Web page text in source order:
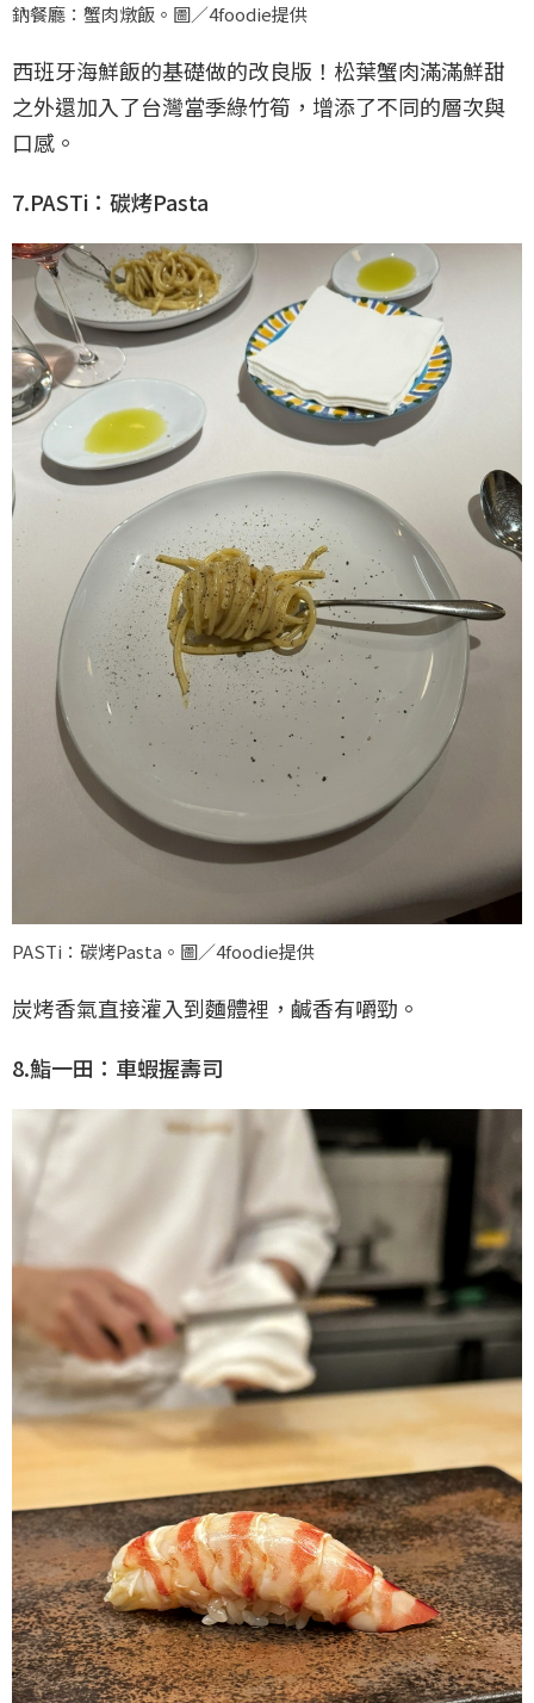
鈉餐廳：蟹肉燉飯。圖／4foodie提供
西班牙海鮮飯的基礎做的改良版！松葉蟹肉滿滿鮮甜
之外還加入了台灣當季綠竹筍，增添了不同的層次與
口感。
7.PASTi：碳烤Pasta
PASTi：碳烤Pasta。圖／4foodie提供
炭烤香氣直接灌入到麵體裡，鹹香有嚼勁。
8.鮨一田：車蝦握壽司